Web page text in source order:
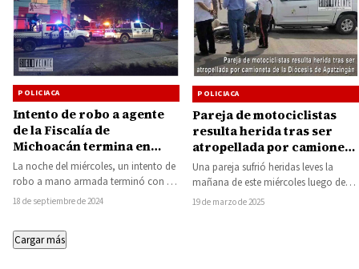
POLICIACA
Intento de robo a agente
de la Fiscalía de
Michoacán termina en
tiroteo en la colonia de
Morelia
La noche del miércoles, un intento de
robo a mano armada terminó con un
hombre herido luego de…
18 de septiembre de 2024
POLICIACA
Pareja de motociclistas
resulta herida tras ser
atropellada por camioneta
de la Diócesis de
Apatzingán
Una pareja sufrió heridas leves la
mañana de este miércoles luego de
ser atropellada por una camioneta
19 de marzo de 2025
Cargar más